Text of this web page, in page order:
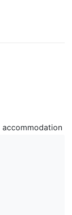
accommodation